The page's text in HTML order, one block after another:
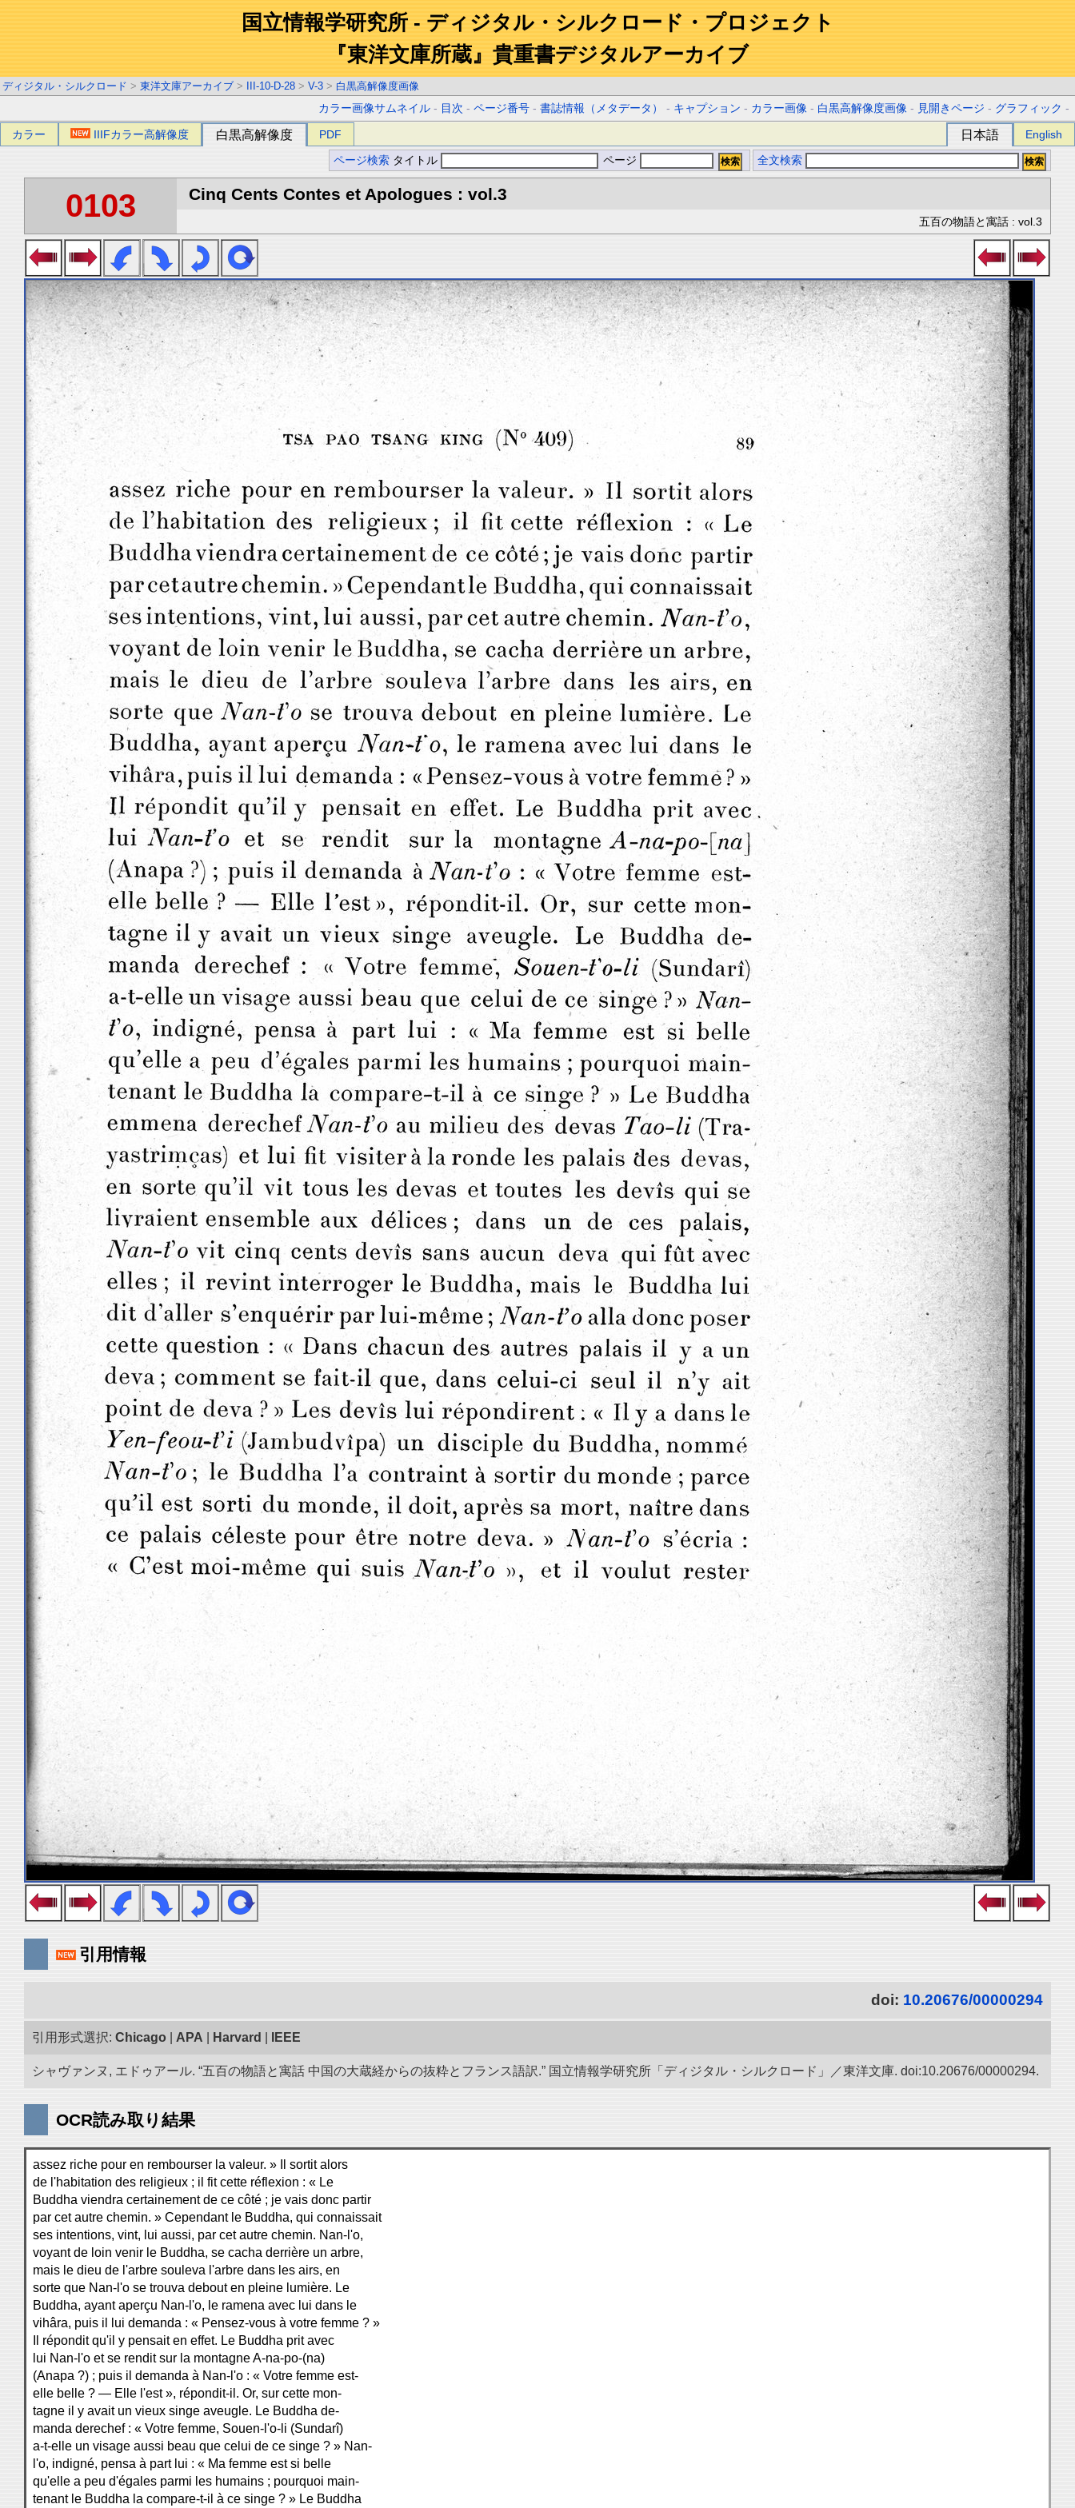
国立情報学研究所 - ディジタル・シルクロード・プロジェクト
『東洋文庫所蔵』貴重書デジタルアーカイブ
ディジタル・シルクロード > 東洋文庫アーカイブ > III-10-D-28 > V-3 > 白黒高解像度画像
カラー画像サムネイル - 目次 -ページ番号 -書誌情報（メタデータ） - キャプション - カラー画像 - 白黒高解像度画像 - 見開きページ - グラフィック -
カラー IIIFカラー高解像度 白黒高解像度 PDF 日本語 English
ページ検索 タイトル ページ 全文検索
0103 Cinq Cents Contes et Apologues : vol.3
五百の物語と寓話 : vol.3
引用情報
doi: 10.20676/00000294
引用形式選択: Chicago APA Harvard IEEE
シャヴァンヌ, エドゥアール. “五百の物語と寓話 中国の大蔵経からの抜粋とフランス語訳.” 国立情報学研究所「ディジタル・シルクロード」／東洋文庫. doi:10.20676/00000294.
OCR読み取り結果
assez riche pour en rembourser la valeur. » Il sortit alors
de l'habitation des religieux ; il fit cette réflexion : « Le
Buddha viendra certainement de ce côté ; je vais donc partir
par cet autre chemin. » Cependant le Buddha, qui connaissait
ses intentions, vint, lui aussi, par cet autre chemin. Nan-l'o,
voyant de loin venir le Buddha, se cacha derrière un arbre,
mais le dieu de l'arbre souleva l'arbre dans les airs, en
sorte que Nan-l'o se trouva debout en pleine lumière. Le
Buddha, ayant aperçu Nan-l'o, le ramena avec lui dans le
vihâra, puis il lui demanda : « Pensez-vous à votre femme ? »
Il répondit qu'il y pensait en effet. Le Buddha prit avec
lui Nan-l'o et se rendit sur la montagne A-na-po-(na)
(Anapa ?) ; puis il demanda à Nan-l'o : « Votre femme est-
elle belle ? — Elle l'est », répondit-il. Or, sur cette mon-
tagne il y avait un vieux singe aveugle. Le Buddha de-
manda derechef : « Votre femme, Souen-l'o-li (Sundarî)
a-t-elle un visage aussi beau que celui de ce singe ? » Nan-
l'o, indigné, pensa à part lui : « Ma femme est si belle
qu'elle a peu d'égales parmi les humains ; pourquoi main-
tenant le Buddha la compare-t-il à ce singe ? » Le Buddha